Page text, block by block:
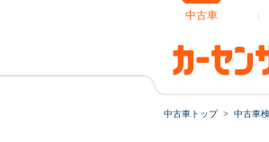
中古車
中古車トップ 中古車